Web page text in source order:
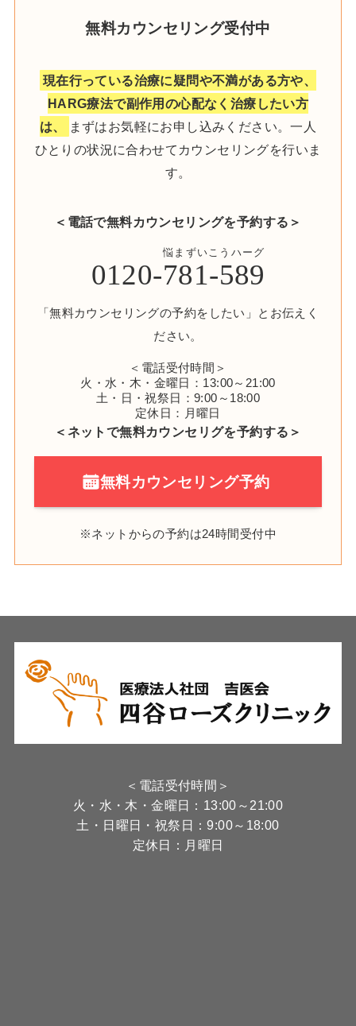
無料カウンセリング受付中
現在行っている治療に疑問や不満がある方や、
HARG療法で副作用の心配なく治療したい方
は、
まずはお気軽にお申し込みください。一人
ひとりの状況に合わせてカウンセリングを行いま
す。
＜電話で無料カウンセリングを予約する＞
0120-781-589
悩まずいこうハーグ
「無料カウンセリングの予約をしたい」とお伝えく
ださい。
＜電話受付時間＞
火・水・木・金曜日：13:00～21:00
土・日・祝祭日：9:00～18:00
定休日：月曜日
＜ネットで無料カウンセリグを予約する＞
無料カウンセリング予約
※ネットからの予約は24時間受付中
＜電話受付時間＞
火・水・木・金曜日：13:00～21:00
土・日曜日・祝祭日：9:00～18:00
定休日：月曜日